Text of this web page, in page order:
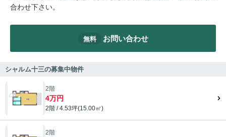
合わせ下さい。
無料 お問い合わせ
シャルム十三の募集中物件
2階
4万円
2階 / 4.53坪(15.00㎡)
2階